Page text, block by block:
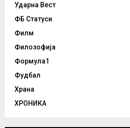
Ударна Вест
ФБ Статуси
Филм
Филозофија
Формула1
Фудбал
Храна
ХРОНИКА